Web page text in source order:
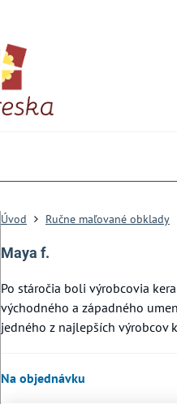
Úvod Ručne maľované obklady
Maya f.
Po stáročia boli výrobcovia
východného a západného
jedného z najlepších výrobcov
Na objednávku